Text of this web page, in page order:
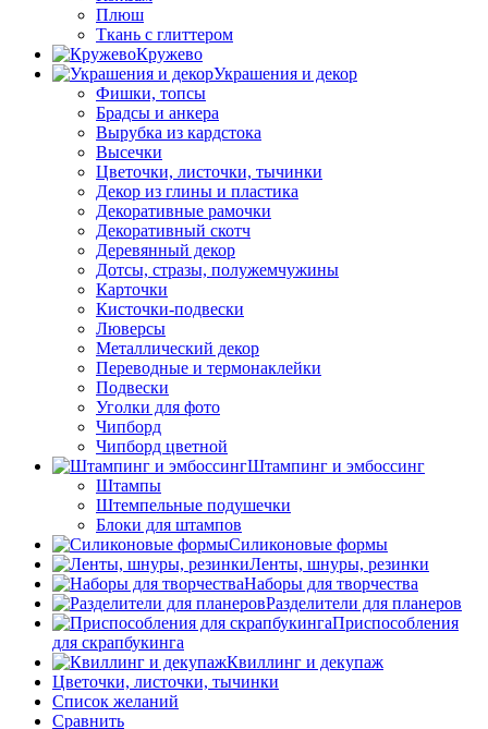
Плюш
Ткань с глиттером
Кружево
Украшения и декор
Фишки, топсы
Брадсы и анкера
Вырубка из кардстока
Высечки
Цветочки, листочки, тычинки
Декор из глины и пластика
Декоративные рамочки
Декоративный скотч
Деревянный декор
Дотсы, стразы, полужемчужины
Карточки
Кисточки-подвески
Люверсы
Металлический декор
Переводные и термонаклейки
Подвески
Уголки для фото
Чипборд
Чипборд цветной
Штампинг и эмбоссинг
Штампы
Штемпельные подушечки
Блоки для штампов
Силиконовые формы
Ленты, шнуры, резинки
Наборы для творчества
Разделители для планеров
Приспособления
для скрапбукинга
Квиллинг и декупаж
Цветочки, листочки, тычинки
Список желаний
Сравнить